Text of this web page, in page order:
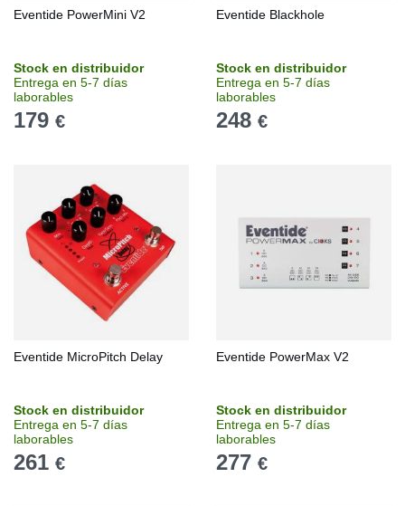
Eventide PowerMini V2
Stock en distribuidor
Entrega en 5-7 días
laborables
179 €
Eventide Blackhole
Stock en distribuidor
Entrega en 5-7 días
laborables
248 €
Eventide MicroPitch Delay
Stock en distribuidor
Entrega en 5-7 días
laborables
261 €
Eventide PowerMax V2
Stock en distribuidor
Entrega en 5-7 días
laborables
277 €